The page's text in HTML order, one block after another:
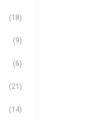
(18)
(9)
(6)
(21)
(14)